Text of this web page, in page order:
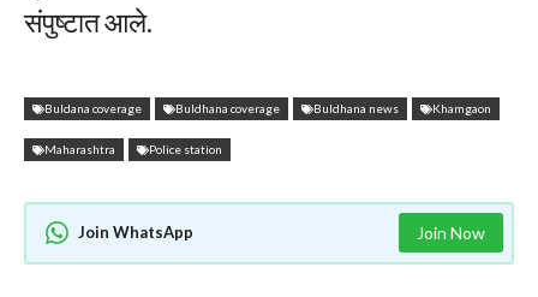
संपुष्टात आले.
Buldana coverage Buldhana coverage Buldhana news Khamgaon
Maharashtra Police station
Join WhatsApp Join Now